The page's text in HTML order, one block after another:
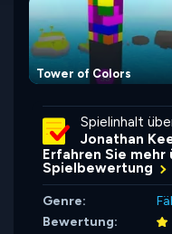
Tower of Colors
Spielinhalt
Jonathan
Erfahren Sie
Spielbewertung
Genre:
Bewertung: